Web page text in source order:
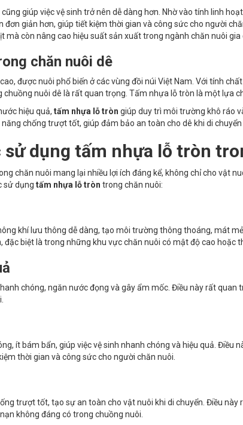
giúp việc vệ sinh trở nên dễ dàng hơn. Nhờ vào tính linh
đơn giản hơn, giúp tiết kiệm thời gian và công sức cho người
mà còn nâng cao hiệu suất sản xuất trong ngành chăn nuôi gia
chăn nuôi dê
được nuôi phổ biến ở các vùng đồi núi Việt Nam. Với tính
chuồng nuôi dê là rất quan trọng. Tấm nhựa lỗ tròn là một lựa
hiệu quả, tấm nhựa lỗ tròn giúp duy trì môi trường khô ráo
chống trượt tốt, giúp đảm bảo an toàn cho dê khi di chuyển
sử dụng tấm nhựa lỗ tròn
chăn nuôi mang lại nhiều lợi ích đáng kể, không chỉ cho vật
sử dụng tấm nhựa lỗ tròn trong chăn nuôi:
khí lưu thông dễ dàng, tạo môi trường thông thoáng, mát
đặc biệt là trong những khu vực chăn nuôi có mật độ cao hoặc
chóng, ngăn nước đọng và gây ẩm mốc. Điều này rất quan
ít bám bẩn, giúp việc vệ sinh nhanh chóng và hiệu quả. Điều
thời gian và công sức cho người chăn nuôi.
trượt tốt, tạo sự an toàn cho vật nuôi khi di chuyển. Điều này
không đáng có trong chuồng nuôi.